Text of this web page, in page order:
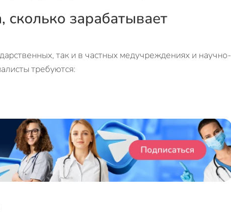
сколько зарабатывает
так и в частных медучреждениях и научно-
требуются: